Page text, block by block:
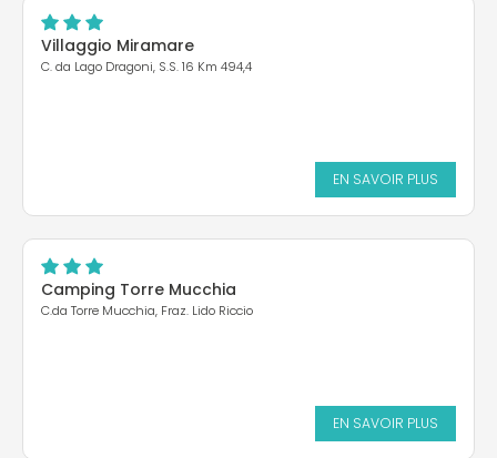
Villaggio Miramare
C. da Lago Dragoni, S.S. 16 Km 494,4
EN SAVOIR PLUS
Camping Torre Mucchia
C.da Torre Mucchia, Fraz. Lido Riccio
EN SAVOIR PLUS